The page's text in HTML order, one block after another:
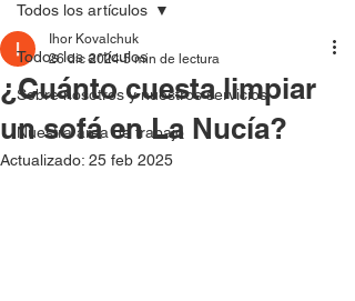
Todos los artículos
Sobre nosotros y nuestros servicios
Nuestra área de trabajo
Todos los artículos
¿Cuánto cuesta limpiar
un sofá en La Nucía?
Ihor Kovalchuk
26 dic 2024 5 min de lectura
Actualizado: 25 feb 2025